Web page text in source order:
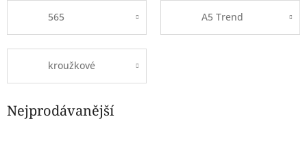
565 A5 Trend
kroužkové
Nejprodávanější